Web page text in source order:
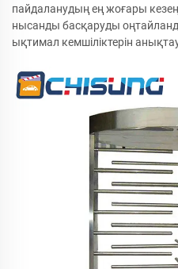
пайдаланудың ең жоғары
нысанды басқаруды
ықтимал кемшіліктерін